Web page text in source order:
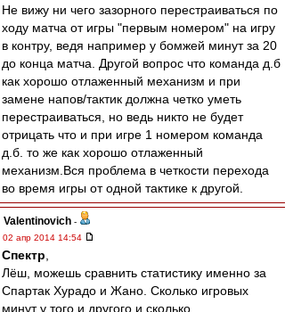
Не вижу ни чего зазорного перестраиваться по
ходу матча от игры "первым номером" на игру
в контру, ведя например у бомжей минут за 20
до конца матча. Другой вопрос что команда д.б
как хорошо отлаженный механизм и при
замене напов/тактик должна четко уметь
перестраиваться, но ведь никто не будет
отрицать что и при игре 1 номером команда
д.б. то же как хорошо отлаженный
механизм.Вся проблема в четкости перехода
во время игры от одной тактике к другой.
Valentinovich -
02 апр 2014 14:54
Спектр
Лёш, можешь сравнить статистику именно за
Спартак Хурадо и Жано. Сколько игровых
минут у того и другого и сколько